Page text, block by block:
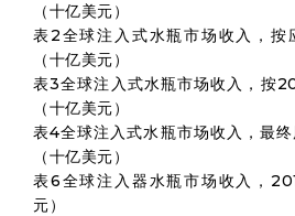
（十亿美元）
表2全球注入式水瓶市场收入，
（十亿美元）
表3全球注入式水瓶市场收入，按
（十亿美元）
表4全球注入式水瓶市场收入，最
（十亿美元）
表6全球注入器水瓶市场收入，
元）